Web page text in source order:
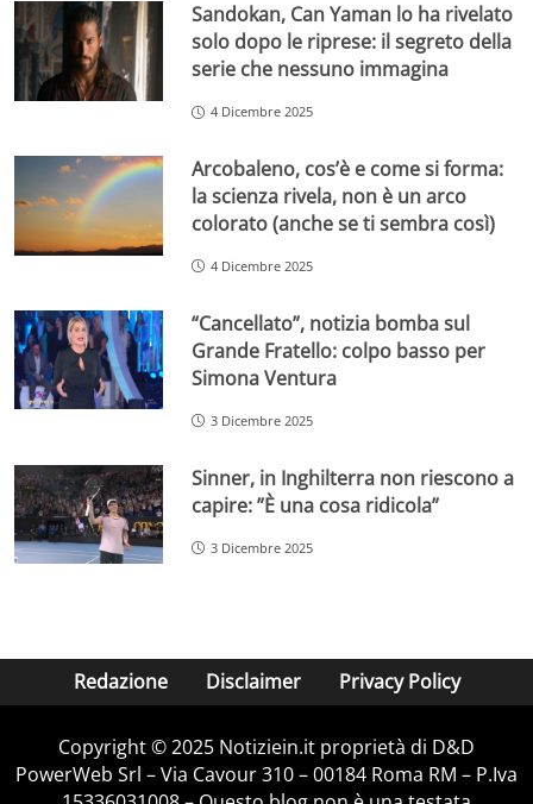
Sandokan, Can Yaman lo ha rivelato
solo dopo le riprese: il segreto della
serie che nessuno immagina
4 Dicembre 2025
Arcobaleno, cos’è e come si forma:
la scienza rivela, non è un arco
colorato (anche se ti sembra così)
4 Dicembre 2025
“Cancellato”, notizia bomba sul
Grande Fratello: colpo basso per
Simona Ventura
3 Dicembre 2025
Sinner, in Inghilterra non riescono a
capire: ”È una cosa ridicola”
3 Dicembre 2025
Redazione Disclaimer Privacy Policy
Copyright © 2025 Notiziein.it proprietà di D&D
PowerWeb Srl – Via Cavour 310 – 00184 Roma RM – P.Iva